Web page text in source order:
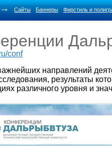
→ Сайты Баннеры Фирстиль и
conf
направлений
результаты
различного уровня и